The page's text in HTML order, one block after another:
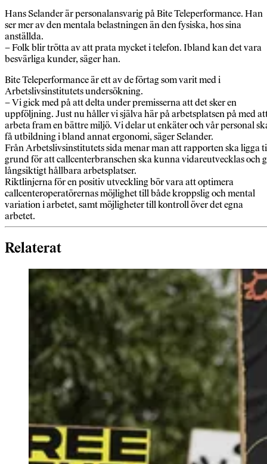
Hans Selander är personalansvarig på Bite Teleperformance. Han
ser mer av den mentala belastningen än den fysiska, hos sina
anställda.
– Folk blir trötta av att prata mycket i telefon. Ibland kan det vara
besvärliga kunder, säger han.
Bite Teleperformance är ett av de förtag som varit med i
Arbetslivsinstitutets undersökning.
– Vi gick med på att delta under premisserna att det sker en
uppföljning. Just nu håller vi själva här på arbetsplatsen på med
arbeta fram en bättre miljö. Vi delar ut enkäter och vår personal
få utbildning i bland annat ergonomi, säger Selander.
Från Arbetslivsinstitutets sida menar man att rapporten ska ligga
grund för att callcenterbranschen ska kunna vidareutvecklas och
långsiktigt hållbara arbetsplatser.
Riktlinjerna för en positiv utveckling bör vara att optimera
callcenteroperatörernas möjlighet till både kroppslig och mental
variation i arbetet, samt möjligheter till kontroll över det egna
arbetet.
Relaterat